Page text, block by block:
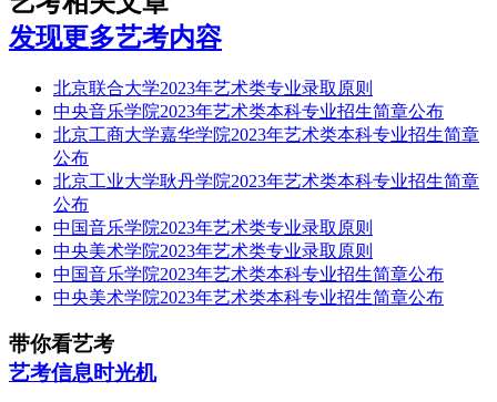
发现更多艺考内容
北京联合大学2023年艺术类专业录取原则
中央音乐学院2023年艺术类本科专业招生简章公布
北京工商大学嘉华学院2023年艺术类本科专业招生简章
公布
北京工业大学耿丹学院2023年艺术类本科专业招生简章
公布
中国音乐学院2023年艺术类专业录取原则
中央美术学院2023年艺术类专业录取原则
中国音乐学院2023年艺术类本科专业招生简章公布
中央美术学院2023年艺术类本科专业招生简章公布
带你看艺考
艺考信息时光机